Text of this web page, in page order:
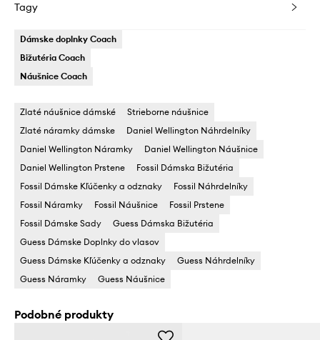
Tagy
Dámske doplnky Coach
Bižutéria Coach
Náušnice Coach
Zlaté náušnice dámské
Strieborne náušnice
Zlaté náramky dámske
Daniel Wellington Náhrdelníky
Daniel Wellington Náramky
Daniel Wellington Náušnice
Daniel Wellington Prstene
Fossil Dámska Bižutéria
Fossil Dámske Kľúčenky a odznaky
Fossil Náhrdelníky
Fossil Náramky
Fossil Náušnice
Fossil Prstene
Fossil Dámske Sady
Guess Dámska Bižutéria
Guess Dámske Doplnky do vlasov
Guess Dámske Kľúčenky a odznaky
Guess Náhrdelníky
Guess Náramky
Guess Náušnice
Podobné produkty